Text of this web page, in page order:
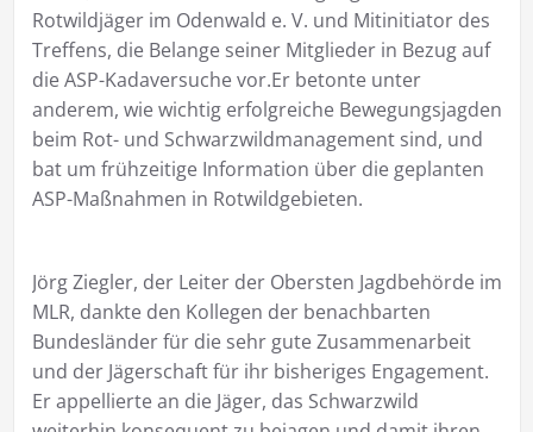
Rotwildjäger im Odenwald e. V. und Mitinitiator des
Treffens, die Belange seiner Mitglieder in Bezug auf
die ASP-Kadaversuche vor.Er betonte unter
anderem, wie wichtig erfolgreiche Bewegungsjagden
beim Rot- und Schwarzwildmanagement sind, und
bat um frühzeitige Information über die geplanten
ASP-Maßnahmen in Rotwildgebieten.
Jörg Ziegler, der Leiter der Obersten Jagdbehörde im
MLR, dankte den Kollegen der benachbarten
Bundesländer für die sehr gute Zusammenarbeit
und der Jägerschaft für ihr bisheriges Engagement.
Er appellierte an die Jäger, das Schwarzwild